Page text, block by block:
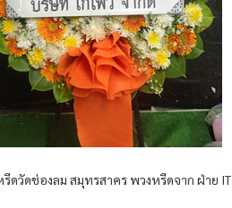
ดวัดช่องลม สมุทรสาคร พวงหรีดจาก ฝ่าย IT